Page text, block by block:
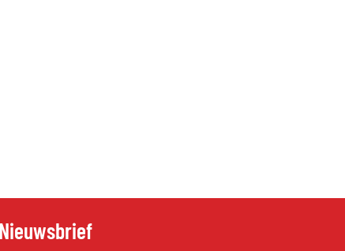
Nieuwsbrief